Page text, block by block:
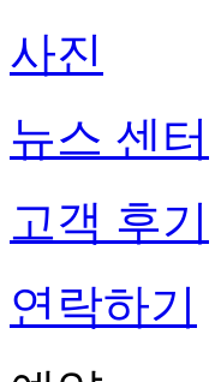
사진
뉴스 센터
고객 후기
연락하기